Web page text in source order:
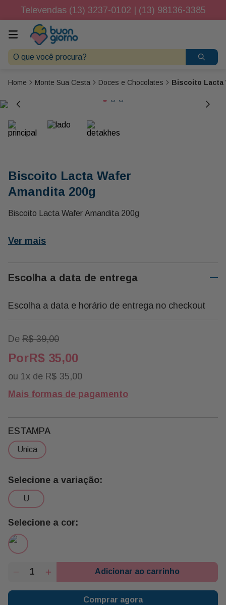
Televendas (13) 3237-0102 | (13) 98136-3385
O que você procura?
Monte Sua Cesta Doces e Chocolates Biscoito Lacta
Biscoito Lacta Wafer
Amandita 200g
Biscoito Lacta Wafer Amandita 200g
Ver mais
Escolha a data de entrega
Escolha a data e horário de entrega no checkout
De R$ 39,00
R$ 35,00
ou 1 x de R$ 35,00
Mais formas de pagamento
u
ESTAMPA
unica
Adicionar ao carrinho
Comprar agora